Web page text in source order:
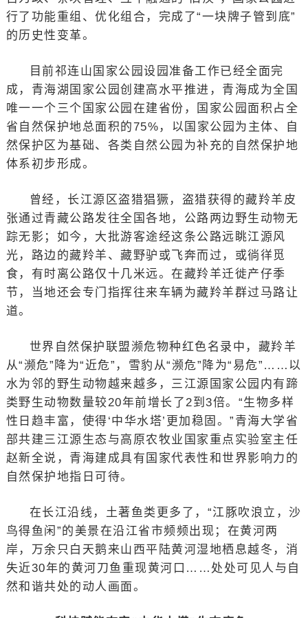
行了功能重组、优化组合，完成了“一块牌子管到底”
的历史性变革。
目前祁连山国家公园设园准备工作已经全面完
成，青海湖国家公园创建高水平推进，青海成为全国
唯一一个三个国家公园在建省份，国家公园面积占全
省自然保护地总面积的75%，以国家公园为主体、自
然保护区为基础、各类自然公园为补充的自然保护地
体系初步形成。
曾经，长江源区盗猎猖獗，盗猎获得的藏羚羊皮
张通过青藏公路发往全国各地，公路两边野生动物无
踪无影；如今，大批游客途经这条公路远眺江源风
光，路边的藏羚羊、藏野驴或飞奔而过，或徜徉觅
食，有时离公路仅十几米远。在藏羚羊迁徙产仔季
节，当地还会专门指挥往来车辆为藏羚羊群过马路让
道。
世界自然保护联盟濒危物种红色名录中，藏羚羊
从“濒危”降为“近危”，雪豹从“濒危”降为“易危”……以
水为邻的野生动物越来越多，三江源国家公园内有蹄
类野生动物数量较20年前增长了2到3倍。“生物多样
性日趋丰富，使得‘中华水塔’更加稳固。”青海大学省
部共建三江源生态与高原农牧业国家重点实验室主任
赵新全说，青海建成具有国家代表性和世界影响力的
自然保护地指日可待。
在长江沿线，土著鱼类更多了，“江豚吹浪立，沙
鸟得鱼闲”的美景在沿江省市频频出现；在黄河两
岸，万余只白天鹅来山西平陆黄河湿地栖息越冬，消
失近30年的黄河刀鱼重现黄河口……处处可见人与自
然和谐共处的动人画面。